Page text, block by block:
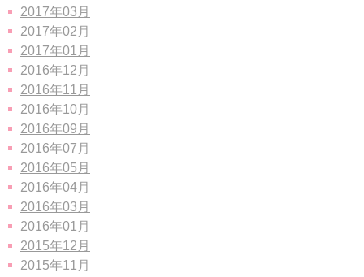
2017年03月
2017年02月
2017年01月
2016年12月
2016年11月
2016年10月
2016年09月
2016年07月
2016年05月
2016年04月
2016年03月
2016年01月
2015年12月
2015年11月